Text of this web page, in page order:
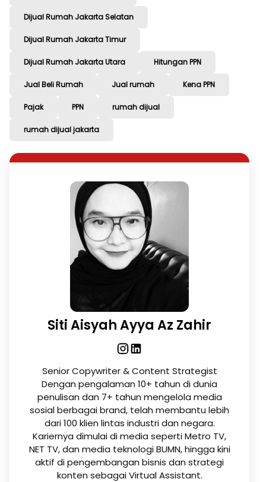
Dijual Rumah Jakarta Selatan
Dijual Rumah Jakarta Timur
Dijual Rumah Jakarta Utara Hitungan PPN
Jual Beli Rumah Jual rumah Kena PPN
Pajak PPN rumah dijual
rumah dijual jakarta
Siti Aisyah Ayya Az Zahir
Senior Copywriter & Content Strategist
Dengan pengalaman 10+ tahun di dunia
penulisan dan 7+ tahun mengelola media
sosial berbagai brand, telah membantu lebih
dari 100 klien lintas industri dan negara.
Kariernya dimulai di media seperti Metro TV,
NET TV, dan media teknologi BUMN, hingga kini
aktif di pengembangan bisnis dan strategi
konten sebagai Virtual Assistant.